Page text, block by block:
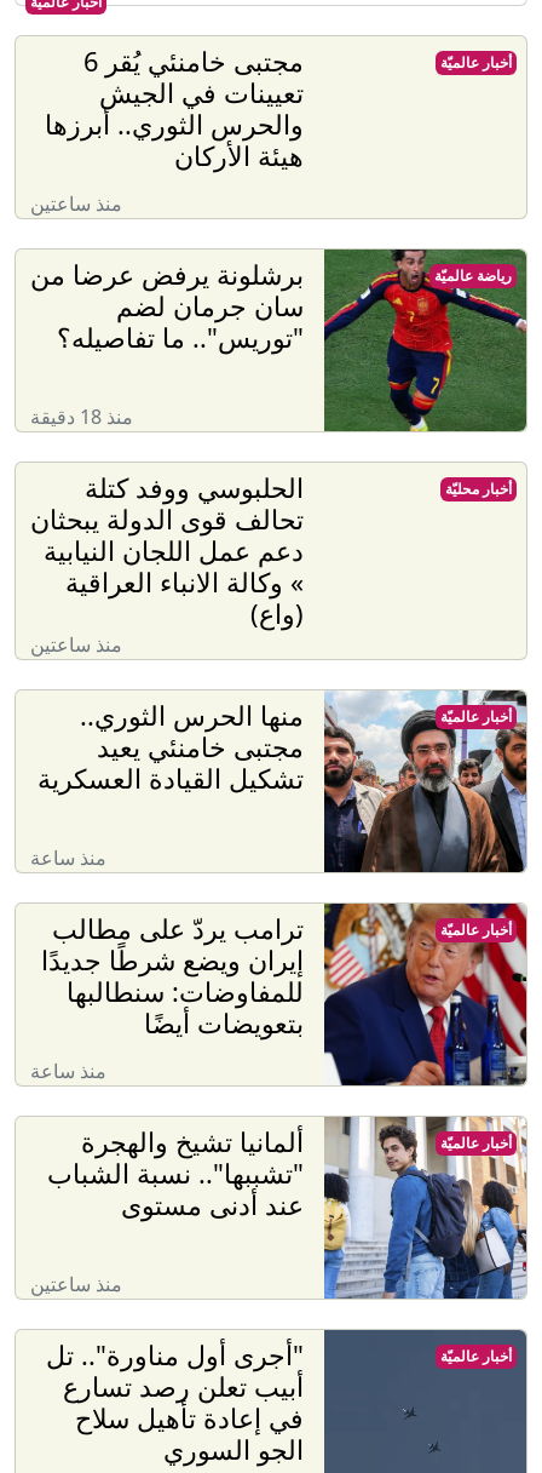
مجتبى خامنئي يُقر 6
تعيينات في الجيش
والحرس الثوري.. أبرزها
هيئة الأركان
منذ ساعتين
أخبار عالميّة
برشلونة يرفض عرضا من
سان جرمان لضم
"توريس".. ما تفاصيله؟
منذ 18 دقيقة
رياضة عالميّة
الحلبوسي ووفد كتلة
تحالف قوى الدولة يبحثان
دعم عمل اللجان النيابية
» وكالة الانباء العراقية
(واع)
منذ ساعتين
أخبار محليّة
منها الحرس الثوري..
مجتبى خامنئي يعيد
تشكيل القيادة العسكرية
منذ ساعة
أخبار عالميّة
ترامب يردّ على مطالب
إيران ويضع شرطًا جديدًا
للمفاوضات: سنطالبها
بتعويضات أيضًا
منذ ساعة
أخبار عالميّة
ألمانيا تشيخ والهجرة
"تشببها".. نسبة الشباب
عند أدنى مستوى
منذ ساعتين
أخبار عالميّة
"أجرى أول مناورة".. تل
أبيب تعلن رصد تسارع
في إعادة تأهيل سلاح
الجو السوري
أخبار عالميّة